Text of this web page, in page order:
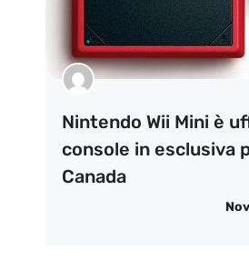
Nintendo Wii Mini è
console in esclusiva
Canada